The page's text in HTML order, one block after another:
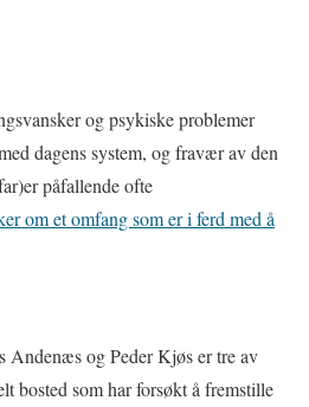
og psykiske problemer
dagens system, og fravær av den
påfallende ofte
om et omfang som er i ferd med å
Andenæs og Peder Kjøs er tre av
bosted som har forsøkt å fremstille